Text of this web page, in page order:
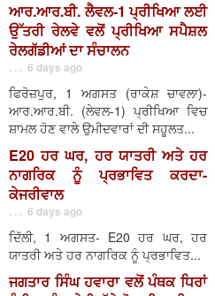
ਆਰ.ਆਰ.ਬੀ. ਲੈਵਲ-1 ਪ੍ਰੀਖਿਆ ਲਈ
ਉੱਤਰੀ ਰੇਲਵੇ ਵਲੋਂ ਪ੍ਰੀਖਿਆ ਸਪੈਸ਼ਲ
ਰੇਲਗੱਡੀਆਂ ਦਾ ਸੰਚਾਲਨ
. . . 6 days ago
ਫਿਰੋਜ਼ਪੁਰ, 1 ਅਗਸਤ (ਰਾਕੇਸ਼ ਚਾਵਲਾ)-
ਆਰ.ਆਰ.ਬੀ. (ਲੇਵਲ-1) ਪ੍ਰੀਖਿਆ ਵਿਚ
ਸ਼ਾਮਲ ਹੋਣ ਵਾਲੇ ਉਮੀਦਵਾਰਾਂ ਦੀ ਸਹੂਲਤ...
E20 ਹਰ ਘਰ, ਹਰ ਯਾਤਰੀ ਅਤੇ ਹਰ
ਨਾਗਰਿਕ ਨੂੰ ਪ੍ਰਭਾਵਿਤ ਕਰਦਾ-
ਕੇਜਰੀਵਾਲ
. . . 6 days ago
ਦਿੱਲੀ, 1 ਅਗਸਤ- E20 ਹਰ ਘਰ, ਹਰ
ਯਾਤਰੀ ਅਤੇ ਹਰ ਨਾਗਰਿਕ ਨੂੰ ਪ੍ਰਭਾਵਿਤ...
ਜਗਤਾਰ ਸਿੰਘ ਹਵਾਰਾ ਵਲੋਂ ਪੰਥਕ ਧਿਰਾਂ